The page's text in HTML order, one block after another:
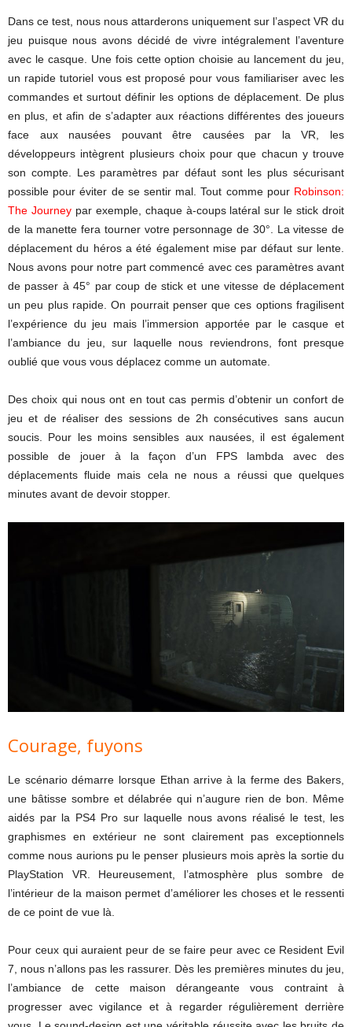
Dans ce test, nous nous attarderons uniquement sur l’aspect VR du
jeu puisque nous avons décidé de vivre intégralement l’aventure
avec le casque. Une fois cette option choisie au lancement du jeu,
un rapide tutoriel vous est proposé pour vous familiariser avec les
commandes et surtout définir les options de déplacement. De plus
en plus, et afin de s’adapter aux réactions différentes des joueurs
face aux nausées pouvant être causées par la VR, les
développeurs intègrent plusieurs choix pour que chacun y trouve
son compte. Les paramètres par défaut sont les plus sécurisant
possible pour éviter de se sentir mal. Tout comme pour Robinson:
The Journeypar exemple, chaque à-coups latéral sur le stick droit
de la manette fera tourner votre personnage de 30°. La vitesse de
déplacement du héros a été également mise par défaut sur lente.
Nous avons pour notre part commencé avec ces paramètres avant
de passer à 45° par coup de stick et une vitesse de déplacement
un peu plus rapide. On pourrait penser que ces options fragilisent
l’expérience du jeu mais l’immersion apportée par le casque et
l’ambiance du jeu, sur laquelle nous reviendrons, font presque
oublié que vous vous déplacez comme un automate.
Des choix qui nous ont en tout cas permis d’obtenir un confort de
jeu et de réaliser des sessions de 2h consécutives sans aucun
soucis. Pour les moins sensibles aux nausées, il est également
possible de jouer à la façon d’un FPS lambda avec des
déplacements fluide mais cela ne nous a réussi que quelques
minutes avant de devoir stopper.
Courage, fuyons
Le scénario démarre lorsque Ethan arrive à la ferme des Bakers,
une bâtisse sombre et délabrée qui n’augure rien de bon. Même
aidés par la PS4 Pro sur laquelle nous avons réalisé le test, les
graphismes en extérieur ne sont clairement pas exceptionnels
comme nous aurions pu le penser plusieurs mois après la sortie du
PlayStation VR. Heureusement, l’atmosphère plus sombre de
l’intérieur de la maison permet d’améliorer les choses et le ressenti
de ce point de vue là.
Pour ceux qui auraient peur de se faire peur avec ce Resident Evil
7, nous n’allons pas les rassurer. Dès les premières minutes du jeu,
l’ambiance de cette maison dérangeante vous contraint à
progresser avec vigilance et à regarder régulièrement derrière